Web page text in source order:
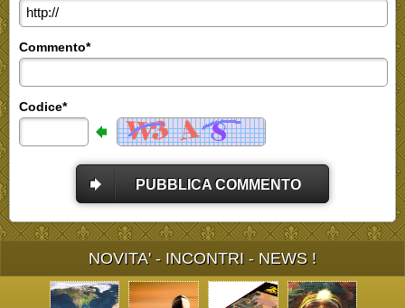
Commento*
Codice*
PUBBLICA COMMENTO
NOVITA' - INCONTRI - NEWS !